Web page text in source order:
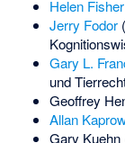
Helen Fisher
Jerry Fodor
Gary L.
und
Geoffrey
Allan
Gary Kuehn